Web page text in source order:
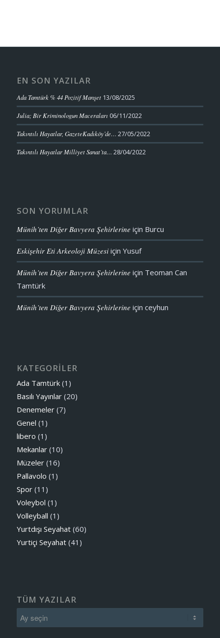
EN SON YAZILAR
Ada Tamtürk % 44 Pozitif Manşet 13/08/2025
Julia; Bir Kriminologun Maceraları 06/11/2022
Takıntılı Hayatlar, GazeteKadıköy’de… 27/05/2022
Takıntılı Hayatlar Milliyet Sanat’ta… 28/04/2022
SON YORUMLAR
Münih’ten Diğer Bavyera Şehirlerine için Burcu
Eskişehir Eti Arkeoloji Müzesiiçin Yusuf
Münih’ten Diğer Bavyera Şehirlerine için Teoman Can
Tamtürk
Münih’ten Diğer Bavyera Şehirlerine için ceyhun
KATEGORİLER
Ada Tamtürk(1)
Basılı Yayınlar(20)
Denemeler(7)
Genel (1)
libero (1)
Mekanlar(10)
Müzeler(16)
Pallavolo (1)
Spor(11)
Voleybol (1)
Volleyball (1)
Yurtdışı Seyahat(60)
Yurtiçi Seyahat(41)
TÜM YAZILAR